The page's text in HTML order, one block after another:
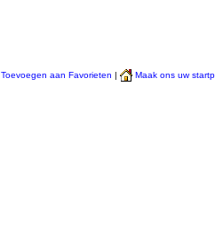
Toevoegen aan Favorieten | Maak ons uw